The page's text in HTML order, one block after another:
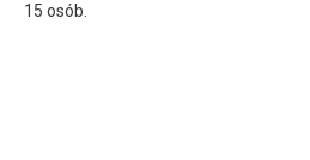
15 osób.